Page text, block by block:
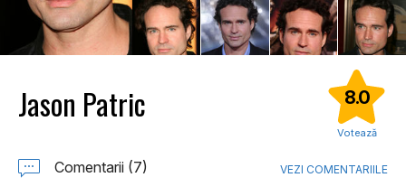
Jason Patric 8.0
Votează
Comentarii (7) VEZI COMENTARIILE